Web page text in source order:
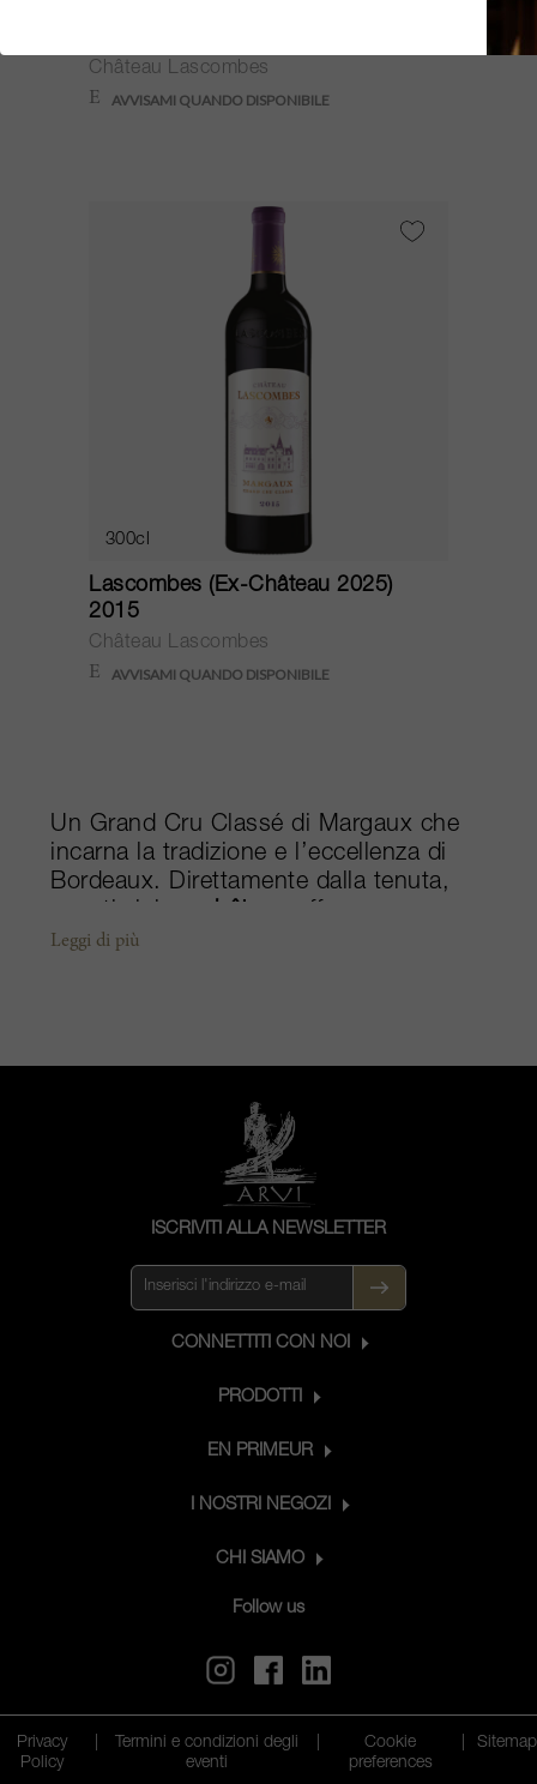
Château Lascombes
300cl
Lascombes (Ex-Château 2025)
2015
Château Lascombes
Un Grand Cru Classé di Margaux che
incarna la tradizione e l’eccellenza di
Bordeaux. Direttamente dalla tenuta,
un’espressione autentica del terroir,
Leggi di più
ISCRIVITI ALLA NEWSLETTER
CONNETTITI CON NOI
PRODOTTI
EN PRIMEUR
I NOSTRI NEGOZI
CHI SIAMO
Follow us
Privacy
Policy
Termini e condizioni degli
eventi
Cookie
preferences
Sitemap